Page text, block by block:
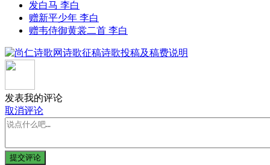
发白马 李白
赠新平少年 李白
赠韦侍御黄裳二首 李白
发表我的评论
取消评论
提交评论